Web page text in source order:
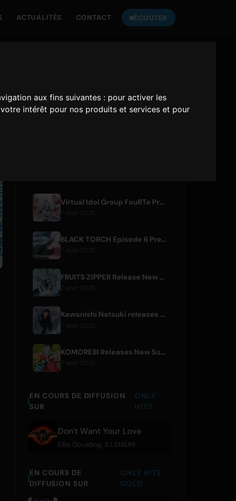
aux fins suivantes : pour activer les
intérêt pour nos produits et services et pour
ACTUALITÉS CONTACT ÉCOUTER
Only Hits Japan
Virtual Idol Group FouRTe Project Debuts with 'ALL IN' Album Produced by m-flo's ☆Taku Takahashi
7 août 2026
BLACK TORCH Episode 6 Preview and Streaming Details
FRUITS ZIPPER Release New Collaboration Song '1,2,3,FOOOOUR'
Kawanishi Natsuki releases digital single 'Sayonara wa Ichiban Kirei na Atashi de'
KOMOREBI Releases New Summer Single 'Letsu Natsu'
7 août 2026
EN COURS DE DIFFUSION
SUR
ONLY
HITS
Don't Want Your Love
Ellie Goulding ILLENIUM
EN COURS DE
DIFFUSION SUR
ONLY HITS
GOLD